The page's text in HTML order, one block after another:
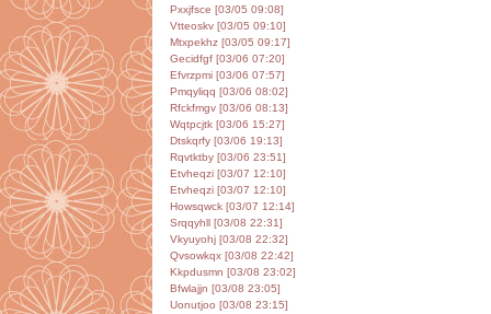
Pxxjfsce [03/05 09:08]
Vtteoskv [03/05 09:10]
Mtxpekhz [03/05 09:17]
Gecidfgf [03/06 07:20]
Efvrzpmi [03/06 07:57]
Pmqyliqq [03/06 08:02]
Rfckfmgv [03/06 08:13]
Wqtpcjtk [03/06 15:27]
Dtskqrfy [03/06 19:13]
Rqvtktby [03/06 23:51]
Etvheqzi [03/07 12:10]
Etvheqzi [03/07 12:10]
Howsqwck [03/07 12:14]
Srqqyhll [03/08 22:31]
Vkyuyohj [03/08 22:32]
Qvsowkqx [03/08 22:42]
Kkpdusmn [03/08 23:02]
Bfwlajjn [03/08 23:05]
Uonutjoo [03/08 23:15]